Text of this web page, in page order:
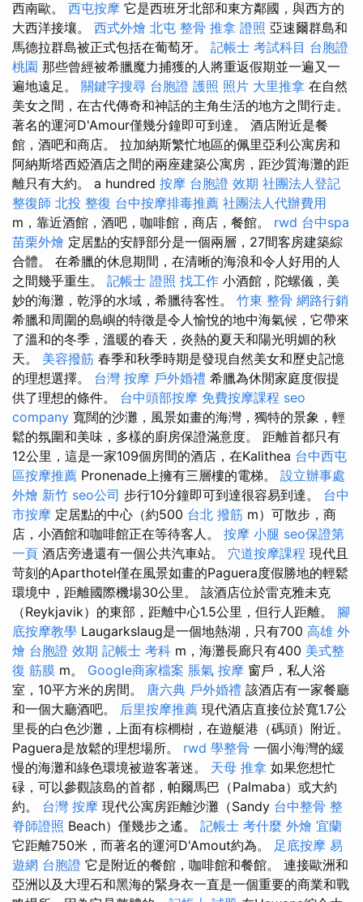
西南歐。 西屯按摩 它是西班牙北部和東方鄰國，與西方的
大西洋接壤。 西式外燴 北屯 整骨 推拿 證照 亞速爾群島和
馬德拉群島被正式包括在葡萄牙。 記帳士 考試科目 台胞證
桃園 那些曾經被希臘魔力捕獲的人將重返假期並一遍又一
遍地遠足。 關鍵字搜尋 台胞證 護照 照片 大里推拿 在自然
美女之間，在古代傳奇和神話的主角生活的地方之間行走。
著名的運河D'Amour僅幾分鐘即可到達。 酒店附近是餐
館，酒吧和商店。 拉加納斯繁忙地區的佩里亞利公寓房和
阿納斯塔西婭酒店之間的兩座建築公寓房，距沙質海灘的距
離只有大約。 a hundred 按摩 台胞證 效期 社團法人登記
整復師 北投 整復 台中按摩排毒推薦 社團法人代辦費用
m，靠近酒館，酒吧，咖啡館，商店，餐館。 rwd 台中spa
苗栗外燴 定居點的安靜部分是一個兩層，27間客房建築綜
合體。 在希臘的休息期間，在清晰的海浪和令人好用的人
之間幾乎重生。 記帳士 證照 找工作 小酒館，陀螺儀，美
妙的海灘，乾淨的水域，希臘待客性。 竹東 整骨 網路行銷
希臘和周圍的島嶼的特徵是令人愉悅的地中海氣候，它帶來
了溫和的冬季，溫暖的春天，炎熱的夏天和陽光明媚的秋
天。 美容撥筋 春季和秋季時期是發現自然美女和歷史記憶
的理想選擇。 台灣 按摩 戶外婚禮 希臘為休閒家庭度假提
供了理想的條件。 台中頭部按摩 免費按摩課程 seo
company 寬闊的沙灘，風景如畫的海灣，獨特的景象，輕
鬆的氛圍和美味，多樣的廚房保證滿意度。 距離首都只有
12公里，這是一家109個房間的酒店，在Kalithea 台中西屯
區按摩推薦 Pronenade上擁有三層樓的電梯。 設立辦事處
外燴 新竹 seo公司 步行10分鐘即可到達很容易到達。 台中
市按摩 定居點的中心（約500 台北 撥筋 m）可散步，商
店，小酒館和咖啡館正在等待客人。 按摩 小腿 seo保證第
一頁 酒店旁邊還有一個公共汽車站。 穴道按摩課程 現代且
苛刻的Aparthotel僅在風景如畫的Paguera度假勝地的輕鬆
環境中，距離國際機場30公里。 該酒店位於雷克雅未克
（Reykjavik）的東部，距離中心1.5公里，但行人距離。 腳
底按摩教學 Laugarkslaug是一個地熱湖，只有700 高雄 外
燴 台胞證 效期 記帳士 考科 m，海灘長廊只有400 美式整
復 筋膜 m。 Google商家檔案 脹氣 按摩 窗戶，私人浴
室，10平方米的房間。 唐六典 戶外婚禮 該酒店有一家餐廳
和一個大廳酒吧。 后里按摩推薦 現代酒店直接位於寬1.7公
里長的白色沙灘，上面有棕櫚樹，在遊艇港（碼頭）附近。
Paguera是放鬆的理想場所。 rwd 學整骨 一個小海灣的緩
慢的海灘和綠色環境被遊客著迷。 天母 推拿 如果您想忙
碌，可以參觀該島的首都，帕爾馬巴（Palmaba）或大約
約。 台灣 按摩 現代公寓房距離沙灘（Sandy 台中整骨 整
脊師證照 Beach）僅幾步之遙。 記帳士 考什麼 外燴 宜蘭
它距離750米，而著名的運河D'Amout約為。 足底按摩 易
遊網 台胞證 它是附近的餐館，咖啡館和餐館。 連接歐洲和
亞洲以及大理石和黑海的緊身衣一直是一個重要的商業和戰